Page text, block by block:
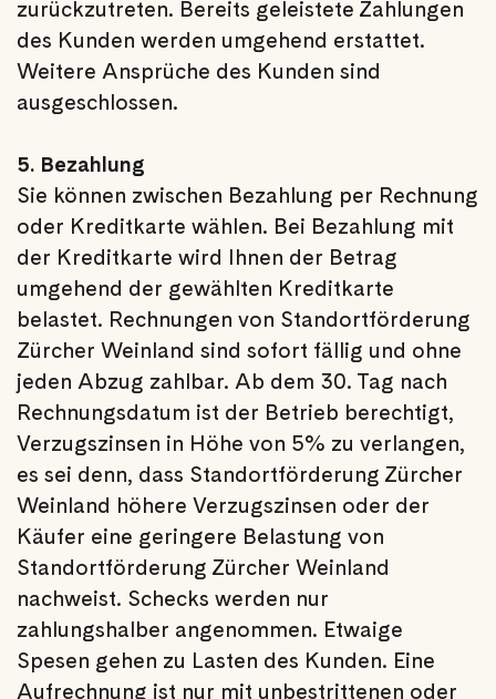
zurückzutreten. Bereits geleistete Zahlungen
des Kunden werden umgehend erstattet.
Weitere Ansprüche des Kunden sind
ausgeschlossen.
5. Bezahlung
Sie können zwischen Bezahlung per Rechnung
oder Kreditkarte wählen. Bei Bezahlung mit
der Kreditkarte wird Ihnen der Betrag
umgehend der gewählten Kreditkarte
belastet. Rechnungen von Standortförderung
Zürcher Weinland sind sofort fällig und ohne
jeden Abzug zahlbar. Ab dem 30. Tag nach
Rechnungsdatum ist der Betrieb berechtigt,
Verzugszinsen in Höhe von 5% zu verlangen,
es sei denn, dass Standortförderung Zürcher
Weinland höhere Verzugszinsen oder der
Käufer eine geringere Belastung von
Standortförderung Zürcher Weinland
nachweist. Schecks werden nur
zahlungshalber angenommen. Etwaige
Spesen gehen zu Lasten des Kunden. Eine
Aufrechnung ist nur mit unbestrittenen oder